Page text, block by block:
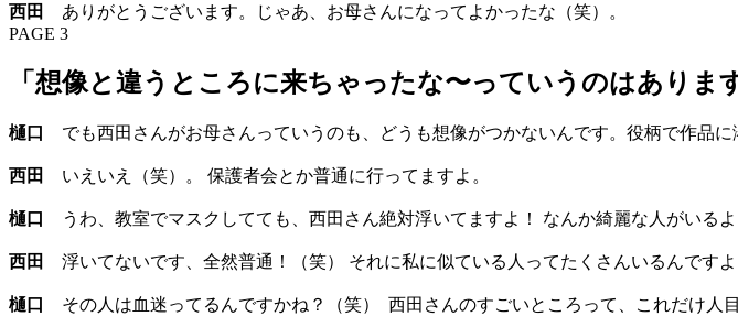
西田
ありがとうございます。じゃあ、お母さんになってよかったな（笑）。
PAGE 3
「想像と違うところに来ちゃったな〜っていうのはありま
樋口 でも西田さんがお母さんっていうのも、どうも想像がつかないんです。役柄で作品
西田 いえいえ（笑）。 保護者会とか普通に行ってますよ。
樋口 うわ、教室でマスクしてても、西田さん絶対浮いてますよ！ なんか綺麗な人がいるよ
西田 浮いてないです、全然普通！（笑） それに私に似ている人ってたくさんいるんです
樋口
その人は血迷ってるんですかね？（笑） 西田さんのすごいところって、これだけ人